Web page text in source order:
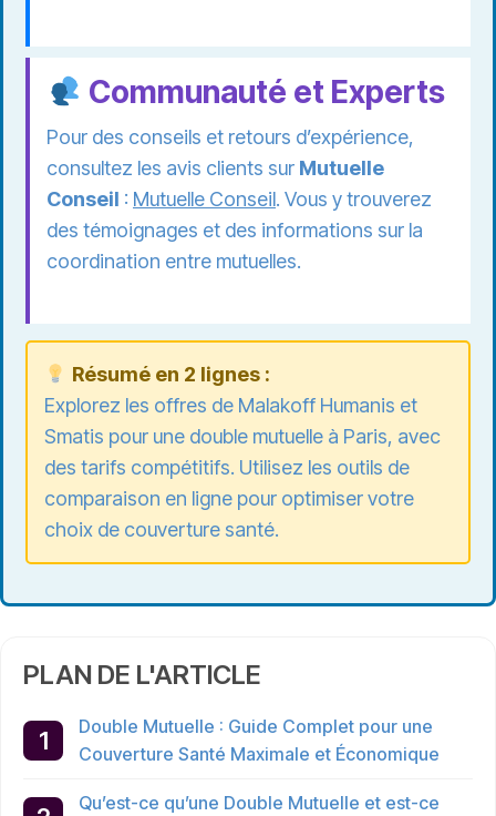
Communauté et Experts
Pour des conseils et retours d’expérience,
consultez les avis clients sur Mutuelle
Conseil : Mutuelle Conseil. Vous y trouverez
des témoignages et des informations sur la
coordination entre mutuelles.
Résumé en 2 lignes :
Explorez les offres de Malakoff Humanis et
Smatis pour une double mutuelle à Paris, avec
des tarifs compétitifs. Utilisez les outils de
comparaison en ligne pour optimiser votre
choix de couverture santé.
PLAN DE L'ARTICLE
Double Mutuelle : Guide Complet pour une
Couverture Santé Maximale et Économique
Qu’est-ce qu’une Double Mutuelle et est-ce